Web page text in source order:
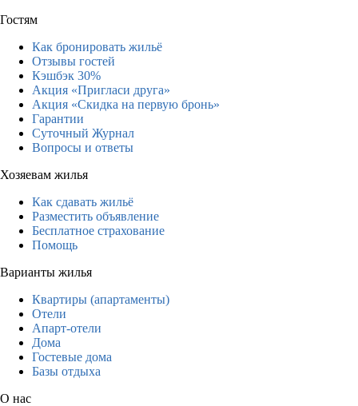
Гостям
Как бронировать жильё
Отзывы гостей
Кэшбэк 30%
Акция «Пригласи друга»
Акция «Скидка на первую бронь»
Гарантии
Суточный Журнал
Вопросы и ответы
Хозяевам жилья
Как сдавать жильё
Разместить объявление
Бесплатное страхование
Помощь
Варианты жилья
Квартиры (апартаменты)
Отели
Апарт-отели
Дома
Гостевые дома
Базы отдыха
О нас